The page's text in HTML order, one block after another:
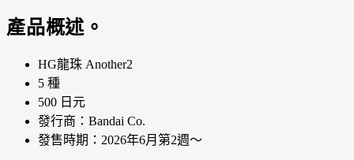
產品概述。
HG龍珠 Another2
5 種
500 日元
發行商：Bandai Co.
發售時期：2026年6月第2週～